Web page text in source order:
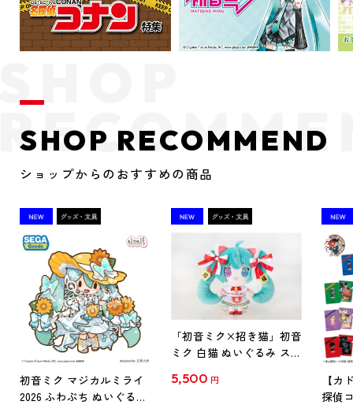
SHOP RECOMMEND
ショップからのおすすめの商品
初音ミク マジカルミライ
2026 ふわぷち ぬいぐるみ
「初音ミク×招き猫」初音
ミク 白猫 ぬいぐるみ スタ
5,500 円
【カ
探偵